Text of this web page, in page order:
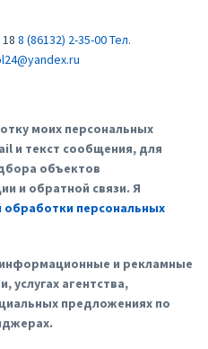
8 (86132) 2-35-00Тел.
моих персональных
и текст сообщения, для
объектов
и обратной связи. Я
обработки персональных
информационные и рекламные
услугах агентства,
предложениях по